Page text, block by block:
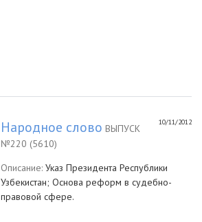
10/11/2012
Народное слово ВЫПУСК
№220 (5610)
Описание: Указ Президента Республики
Узбекистан; Основа реформ в судебно-
правовой сфере.